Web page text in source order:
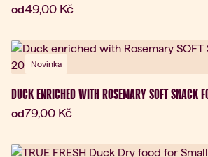
odAktuální cena:
49,00 Kč
Novinka
DUCK ENRICHED WITH ROSEMARY SOFT SNACK
odAktuální cena:
79,00 Kč